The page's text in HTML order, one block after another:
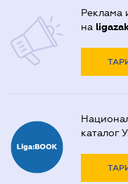
Реклама
на
каталог